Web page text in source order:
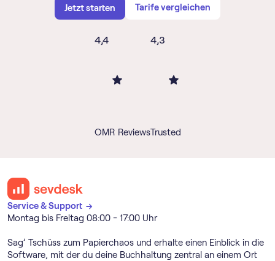
Jetzt starten Tarife vergleichen
4,4
OMR Reviews
4,3
Trusted
Service & Support →
Montag bis Freitag 08:00 - 17:00 Uhr
Sag’ Tschüss zum Papierchaos und erhalte einen Einblick in die
Software, mit der du deine Buchhaltung zentral an einem Ort